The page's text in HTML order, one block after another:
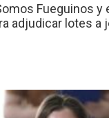
Fueguinos y
adjudicar lotes a